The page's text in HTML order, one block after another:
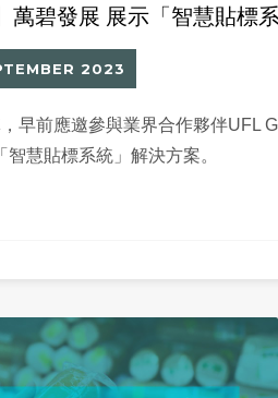
萬碧發展 展示「智慧貼標
2023
早前應邀參與業界合作夥伴UFL
慧貼標系統」解決方案。